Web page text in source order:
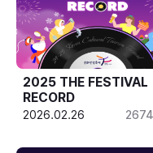
2025 THE FESTIVAL
RECORD
2026.02.26 2674